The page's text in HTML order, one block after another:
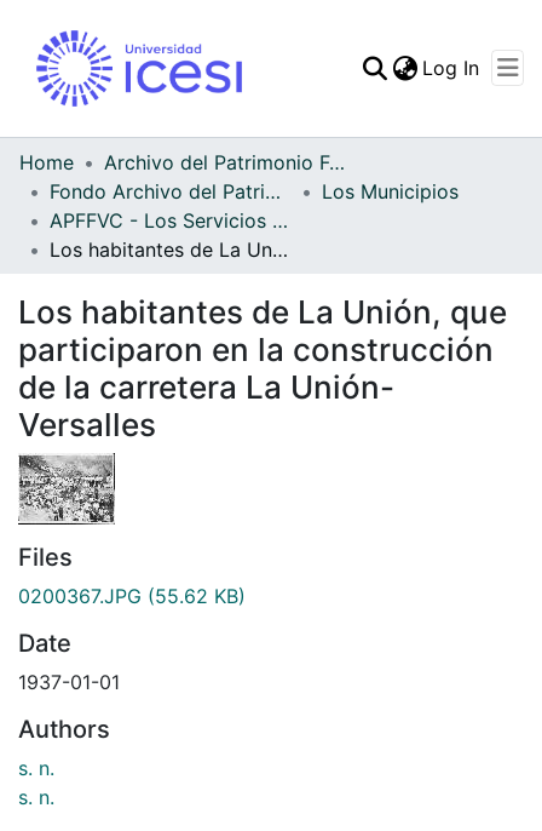
Statistics
Log In
Home
Archivo del Patrimonio Fotográfico y Fílmico del Valle del Cauca
Fondo Archivo del Patrimonio Fotográfico y Fílmico del Valle del Cauca
Los Municipios
APFFVC - Los Servicios Públicos - Patrimonial
Los habitantes de La Unión, que participaron en la construcción de la carretera La Unión-Versalles
Los habitantes de La Unión, que
participaron en la construcción
de la carretera La Unión-
Versalles
Files
0200367.JPG (55.62 KB)
Date
1937-01-01
Authors
s. n.
s. n.